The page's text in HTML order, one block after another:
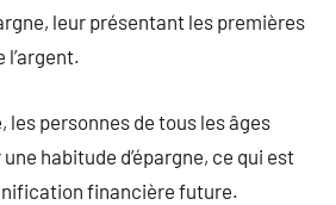
leur présentant les premières
l’argent.
les personnes de tous les âges
habitude d’épargne, ce qui est
financière future.